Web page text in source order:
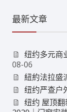
最新文章
纽约多元商
08-06
紐約法拉盛
纽约严查户
纽约 屋顶